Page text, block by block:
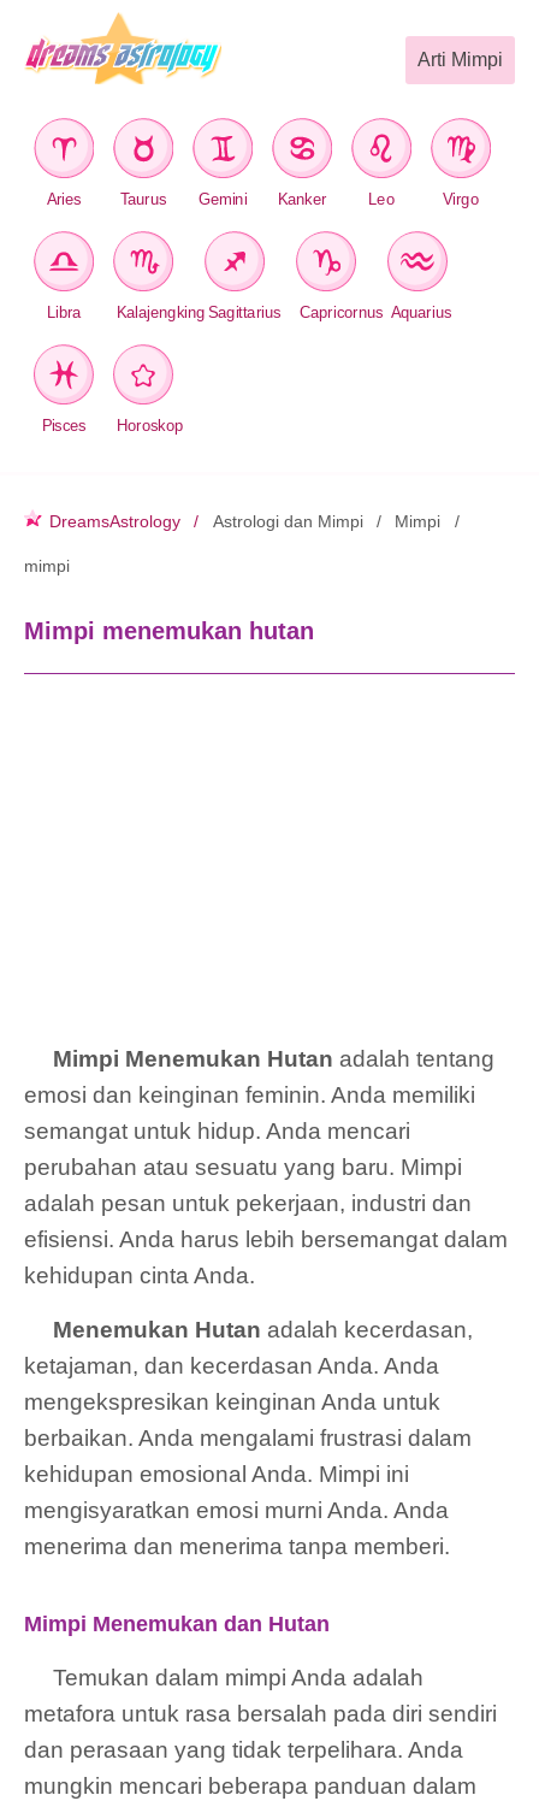
Arti Mimpi
Aries Taurus Gemini Kanker Leo Virgo
Libra Kalajengking Sagittarius Capricornus Aquarius
Pisces Horoskop
DreamsAstrology Astrologi dan Mimpi Mimpi
mimpi
Mimpi menemukan hutan
Mimpi Menemukan Hutan adalah tentang
emosi dan keinginan feminin. Anda memiliki
semangat untuk hidup. Anda mencari
perubahan atau sesuatu yang baru. Mimpi
adalah pesan untuk pekerjaan, industri dan
efisiensi. Anda harus lebih bersemangat dalam
kehidupan cinta Anda.
Menemukan Hutan adalah kecerdasan,
ketajaman, dan kecerdasan Anda. Anda
mengekspresikan keinginan Anda untuk
berbaikan. Anda mengalami frustrasi dalam
kehidupan emosional Anda. Mimpi ini
mengisyaratkan emosi murni Anda. Anda
menerima dan menerima tanpa memberi.
Mimpi Menemukan dan Hutan
Temukan dalam mimpi Anda adalah
metafora untuk rasa bersalah pada diri sendiri
dan perasaan yang tidak terpelihara. Anda
mungkin mencari beberapa panduan dalam